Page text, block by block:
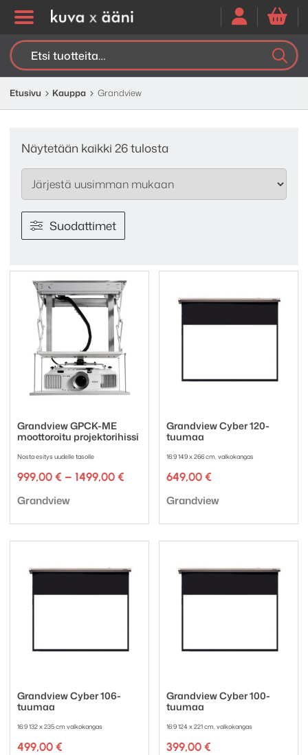
Etsi:
Etusivu Kauppa Grandview
Näytetään kaikki 26 tulosta
by
latest
Suodattimet
Grandview GPCK-ME
moottoroitu projektorihissi
Nosta esitys uudelle tasolle
999,00 € – 1499,00 € Hintaluokka:
Tuotemerkki:
Grandview
Grandview Cyber 120-
tuumaa
16:9 149 x 266 cm, valkokangas
649,00 €
Tuotemerkki:
Grandview
Grandview Cyber 106-
tuumaa
16:9 132 x 235 cm valkokangas
499,00 €
Grandview Cyber 100-
tuumaa
16:9 124 x 221 cm, valkokangas
399,00 €